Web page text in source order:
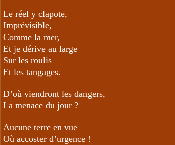
Le réel y clapote,
Imprévisible,
Comme la mer,
Et je dérive au large
Sur les roulis
Et les tangages.
D’où viendront les dangers,
La menace du jour ?
Aucune terre en vue
Où accoster d’urgence !